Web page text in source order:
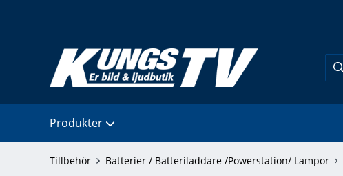
Produkter
Tillbehör Batterier / Batteriladdare /Powerstation/ Lampor